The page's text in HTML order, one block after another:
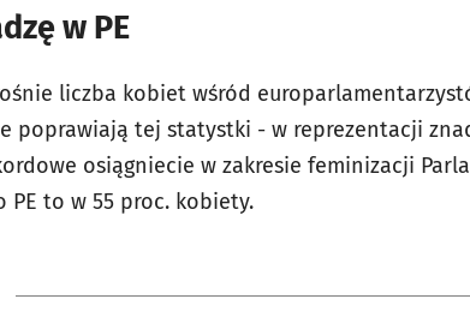
w PE
liczba kobiet wśród
poprawiają tej statystki - w reprezentacji
osiągniecie w zakresie feminizacji
PE to w 55 proc. kobiety.